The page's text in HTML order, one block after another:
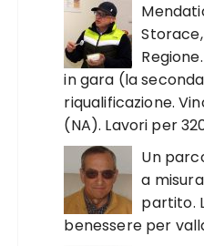
in gara (la
riqualificazione.
(NA). Lavori per
Un
a
partito.
benessere per